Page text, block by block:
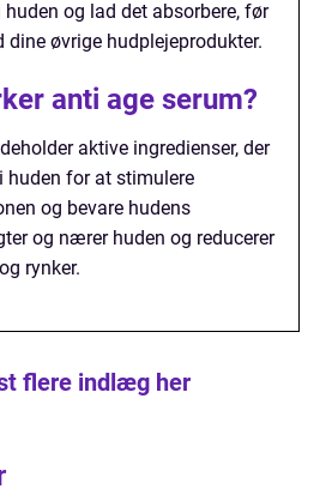
og lad det absorbere, før
øvrige hudplejeprodukter.
anti age serum?
aktive ingredienser, der
huden for at stimulere
og bevare hudens
og nærer huden og reducerer
rynker.
flere indlæg her